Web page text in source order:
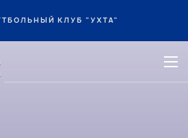
КЛУБ "УХТА"